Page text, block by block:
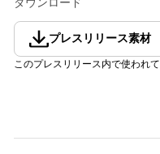
ダウンロード
プレスリリース素材
このプレスリリース内で使われ